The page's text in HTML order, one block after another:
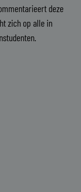
deze
zich op alle in